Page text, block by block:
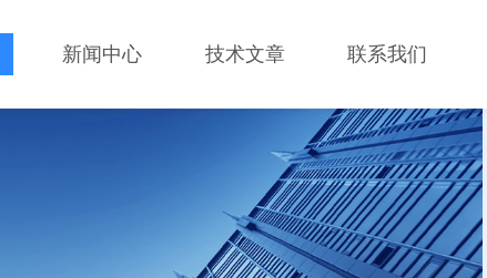
新闻中心 技术文章 联系我们